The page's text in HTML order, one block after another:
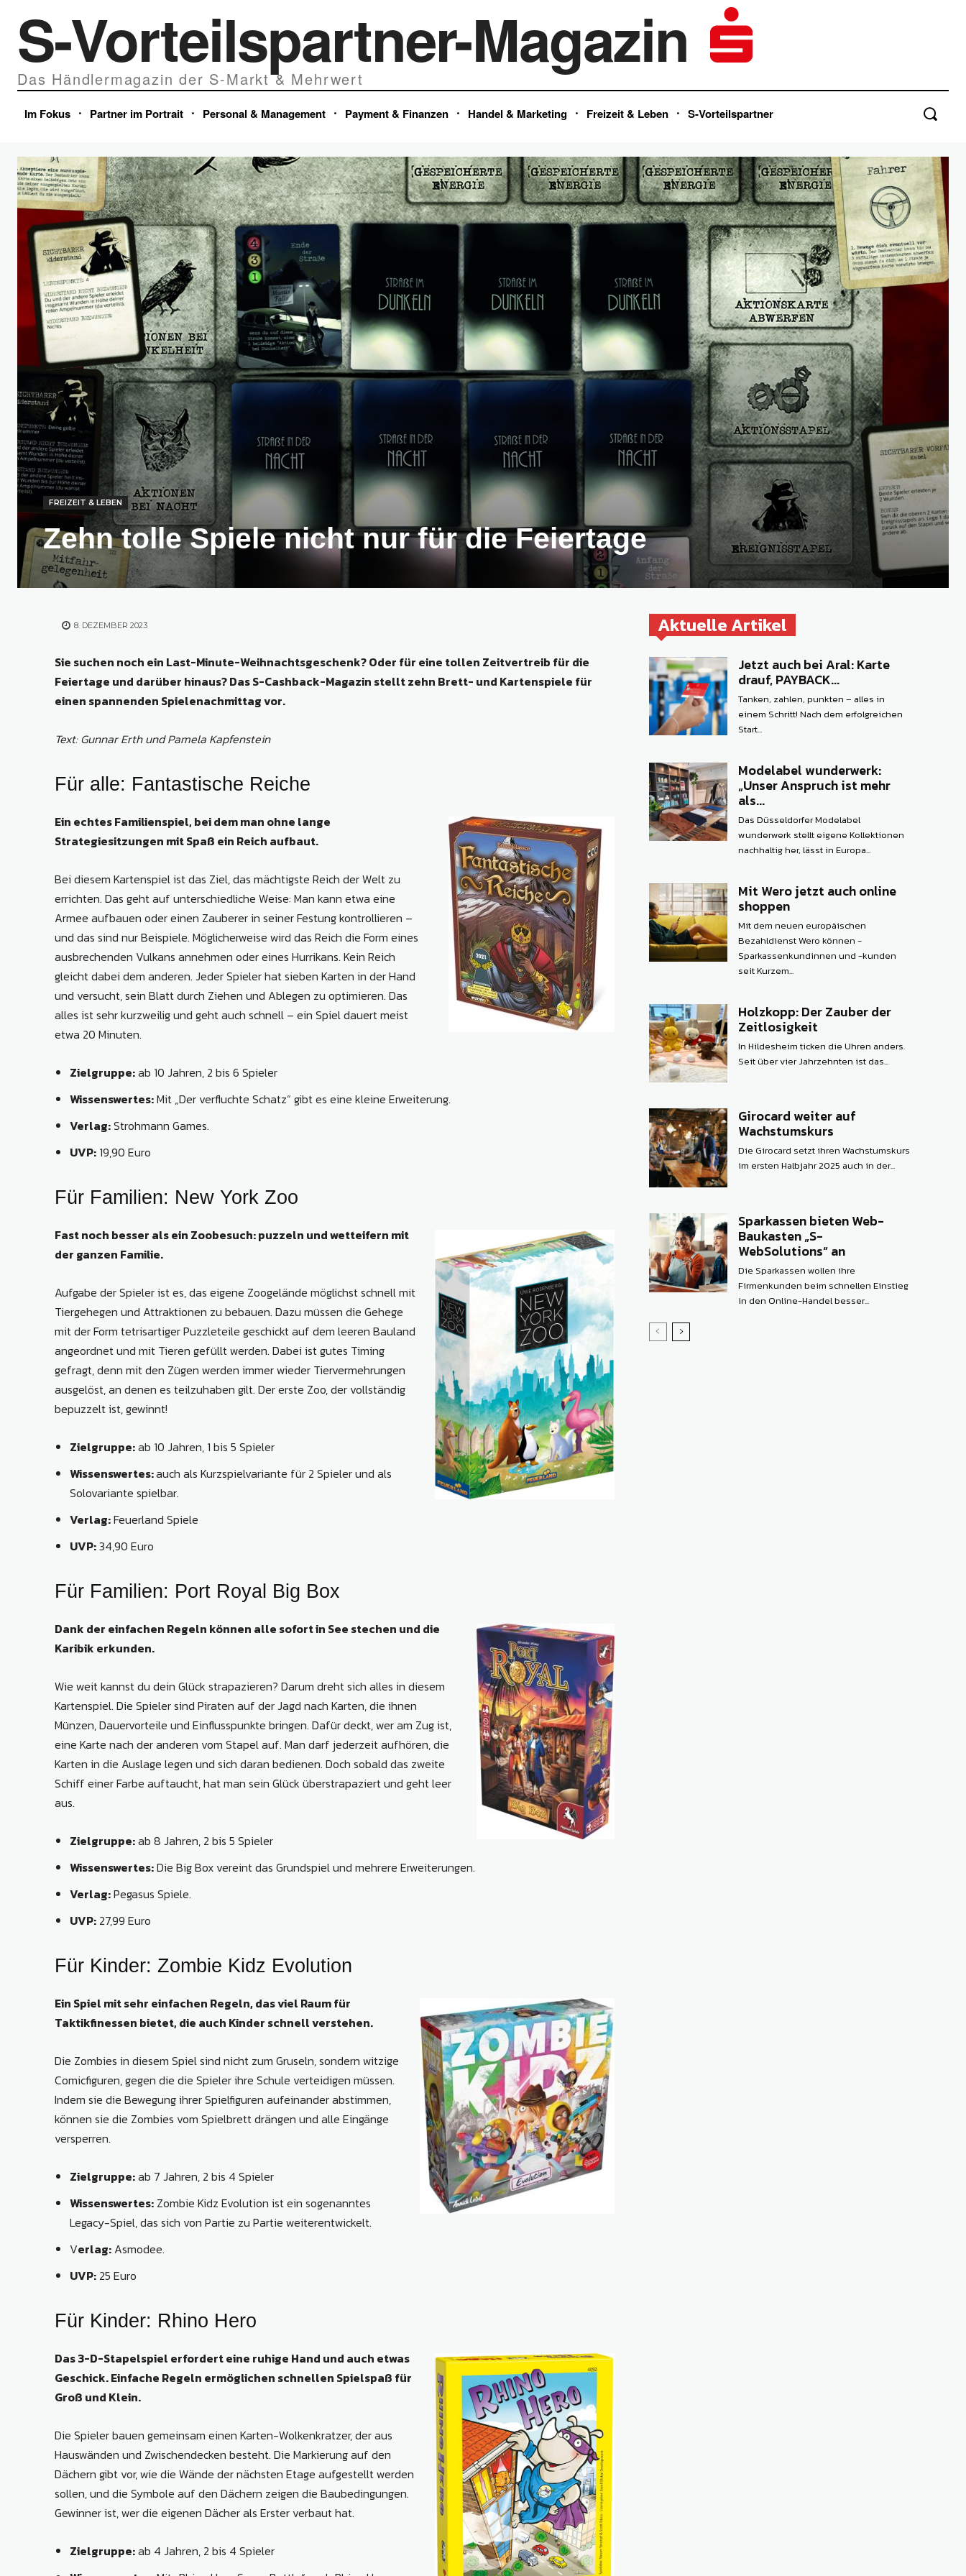
S-Vorteilspartner-Magazin
Das Händlermagazin der S-Markt & Mehrwert
Im Fokus Partner im Portrait Personal & Management Payment & Finanzen Handel & Marketing Freizeit & Leben S-Vorteilspartner
FREIZEIT & LEBEN
Zehn tolle Spiele nicht nur für die Feiertage
8. DEZEMBER 2023
Sie suchen noch ein Last-Minute-Weihnachtsgeschenk? Oder für eine tollen Zeitvertreib für die
Feiertage und darüber hinaus? Das S-Cashback-Magazin stellt zehn Brett- und Kartenspiele für
einen spannenden Spielenachmittag vor.
Text: Gunnar Erth und Pamela Kapfenstein
Für alle: Fantastische Reiche
Ein echtes Familienspiel, bei dem man ohne lange
Strategiesitzungen mit Spaß ein Reich aufbaut.
Bei diesem Kartenspiel ist das Ziel, das mächtigste Reich der Welt zu
errichten. Das geht auf unterschiedliche Weise: Man kann etwa eine
Armee aufbauen oder einen Zauberer in seiner Festung kontrollieren –
und das sind nur Beispiele. Möglicherweise wird das Reich die Form eines
ausbrechenden Vulkans annehmen oder eines Hurrikans. Kein Reich
gleicht dabei dem anderen. Jeder Spieler hat sieben Karten in der Hand
und versucht, sein Blatt durch Ziehen und Ablegen zu optimieren. Das
alles ist sehr kurzweilig und geht auch schnell – ein Spiel dauert meist
etwa 20 Minuten.
Zielgruppe:ab 10 Jahren, 2 bis 6 Spieler
Wissenswertes:Mit „Der verfluchte Schatz“ gibt es eine kleine Erweiterung.
Verlag:Strohmann Games.
UVP: 19,90 Euro
Für Familien: New York Zoo
Fast noch besser als ein Zoobesuch: puzzeln und wetteifern mit
der ganzen Familie.
Aufgabe der Spieler ist es, das eigene Zoogelände möglichst schnell mit
Tiergehegen und Attraktionen zu bebauen. Dazu müssen die Gehege
mit der Form tetrisartiger Puzzleteile geschickt auf dem leeren Bauland
angeordnet und mit Tieren gefüllt werden. Dabei ist gutes Timing
gefragt, denn mit den Zügen werden immer wieder Tiervermehrungen
ausgelöst, an denen es teilzuhaben gilt. Der erste Zoo, der vollständig
bepuzzelt ist, gewinnt!
Zielgruppe:ab 10 Jahren, 1 bis 5 Spieler
Wissenswertes:auch als Kurzspielvariante für 2 Spieler und als
Solovariante spielbar.
Verlag:Feuerland Spiele
UVP:34,90 Euro
Für Familien: Port Royal Big Box
Dank der einfachen Regeln können alle sofort in See stechen und die
Karibik erkunden.
Wie weit kannst du dein Glück strapazieren? Darum dreht sich alles in diesem
Kartenspiel. Die Spieler sind Piraten auf der Jagd nach Karten, die ihnen
Münzen, Dauervorteile und Einflusspunkte bringen. Dafür deckt, wer am Zug ist,
eine Karte nach der anderen vom Stapel auf. Man darf jederzeit aufhören, die
Karten in die Auslage legen und sich daran bedienen. Doch sobald das zweite
Schiff einer Farbe auftaucht, hat man sein Glück überstrapaziert und geht leer
aus.
Zielgruppe:ab 8 Jahren, 2 bis 5 Spieler
Wissenswertes:Die Big Box vereint das Grundspiel und mehrere Erweiterungen.
Verlag:Pegasus Spiele.
UVP: 27,99 Euro
Für Kinder: Zombie Kidz Evolution
Ein Spiel mit sehr einfachen Regeln, das viel Raum für
Taktikfinessen bietet, die auch Kinder schnell verstehen.
Die Zombies in diesem Spiel sind nicht zum Gruseln, sondern witzige
Comicfiguren, gegen die die Spieler ihre Schule verteidigen müssen.
Indem sie die Bewegung ihrer Spielfiguren aufeinander abstimmen,
können sie die Zombies vom Spielbrett drängen und alle Eingänge
versperren.
Zielgruppe:ab 7 Jahren, 2 bis 4 Spieler
Wissenswertes: Zombie Kidz Evolution ist ein sogenanntes
Legacy-Spiel, das sich von Partie zu Partie weiterentwickelt.
Verlag: Asmodee.
UVP: 25 Euro
Für Kinder: Rhino Hero
Das 3-D-Stapelspiel erfordert eine ruhige Hand und auch etwas
Geschick. Einfache Regeln ermöglichen schnellen Spielspaß für
Groß und Klein.
Die Spieler bauen gemeinsam einen Karten-Wolkenkratzer, der aus
Hauswänden und Zwischendecken besteht. Die Markierung auf den
Dächern gibt vor, wie die Wände der nächsten Etage aufgestellt werden
sollen, und die Symbole auf den Dächern zeigen die Baubedingungen.
Gewinner ist, wer die eigenen Dächer als Erster verbaut hat.
Zielgruppe:ab 4 Jahren, 2 bis 4 Spieler
Aktuelle Artikel
Jetzt auch bei Aral: Karte
drauf, PAYBACK...
Tanken, zahlen, punkten – alles in
einem Schritt! Nach dem erfolgreichen
Start...
Modelabel wunderwerk:
„Unser Anspruch ist mehr
als...
Das Düsseldorfer Modelabel
wunderwerk stellt eigene Kollektionen
nachhaltig her, lässt in Europa...
Mit Wero jetzt auch online
shoppen
Mit dem neuen europäischen
Bezahldienst Wero können ­
Sparkassenkundinnen und -kunden
seit Kurzem...
Holzkopp: Der Zauber der
Zeitlosigkeit
In Hildesheim ticken die Uhren anders.
Seit über vier Jahrzehnten ist das...
Girocard weiter auf
Wachstumskurs
Die Girocard setzt ihren Wachstumskurs
im ersten Halbjahr 2025 auch in der...
Sparkassen bieten Web-
Baukasten „S-
WebSolutions“ an
Die Sparkassen wollen ihre
Firmenkunden beim schnellen Einstieg
in den Online-Handel besser...